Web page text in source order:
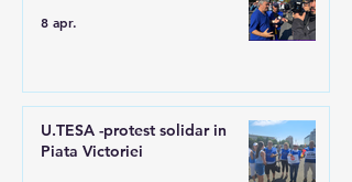
8 apr.
U.TESA -protest solidar in
Piata Victoriei